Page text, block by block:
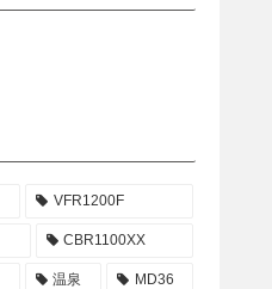
VFR1200F
CBR1100XX
温泉 MD36